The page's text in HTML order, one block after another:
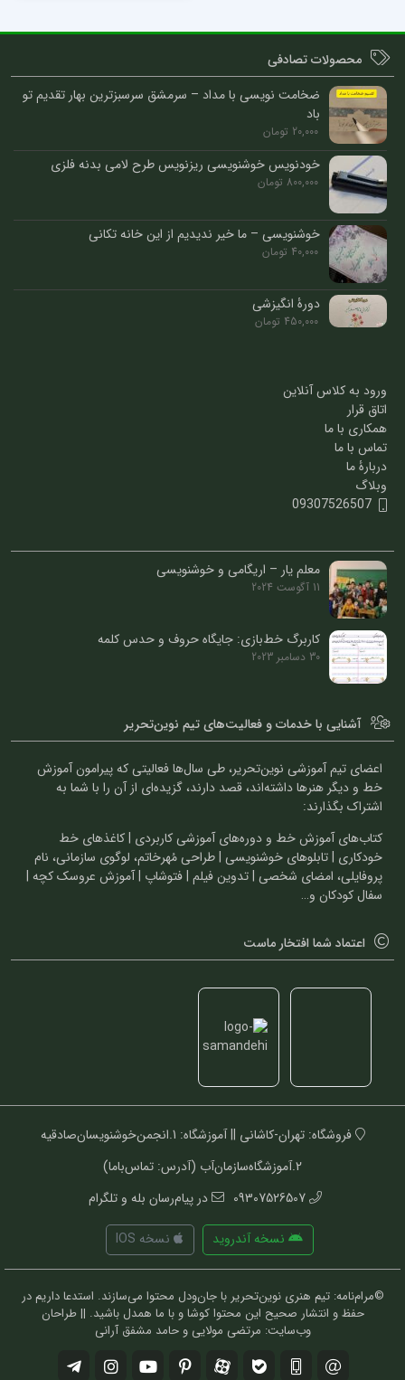
محصولات تصادفی
ضخامت نویسی با مداد – سرمشق سرسبزترین بهار تقدیم تو
باد
20,000 تومان
خودنویس خوشنویسی ریزنویس طرح لامی بدنه فلزی
800,000 تومان
خوشنویسی – ما خیر ندیدیم از این خانه تکانی
40,000 تومان
دورۀ انگیزشی
450,000 تومان
ورود به کلاس آنلاین
اتاق قرار
همکاری با ما
تماس با ما
دربارۀ ما
وبلاگ
09307526507
معلم یار – اریگامی و خوشنویسی
11 آگوست 2024
کاربرگ خط‌بازی: جایگاه حروف و حدس کلمه
30 دسامبر 2023
آشنایی با خدمات و فعالیت‌های تیم نوین‌تحریر
اعضای تیم آموزشی نوین‌تحریر، طی سال‌ها فعالیتی که پیرامون آموزش
خط و دیگر هنرها داشته‌اند، قصد دارند، گزیده‌ای از آن را با شما به
اشتراک بگذارند:
کتاب‌های آموزش خط و دوره‌های آموزشی کاربردی | کاغذهای خط
خودکاری | تابلوهای خوشنویسی | طراحی مُهرخاتم، لوگوی سازمانی، نام
پروفایلی، امضای شخصی | تدوین فیلم | فتوشاپ | آموزش عروسک کچه |
سفال کودکان و…
اعتماد شما افتخار ماست
فروشگاه: تهران-کاشانی || آموزشگاه: 1.انجمن‌خوشنویسان‌صادقیه
2.آموزشگاه‌سازمان‌آب (آدرس: تماس‌باما)
09307526507
در پیام‌رسان بله و تلگرام
نسخه آندروید نسخه IOS
©مرام‌نامه: تیم هنری نوین‌تحریر با جان‌ودل محتوا می‌سازند. استدعا داریم در
حفظ و انتشار صحیح این محتوا کوشا و با ما همدل باشید. || طراحان
وب‌سایت: مرتضی مولایی و حامد مشفق آرانی